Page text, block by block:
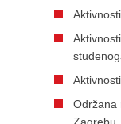
Održana